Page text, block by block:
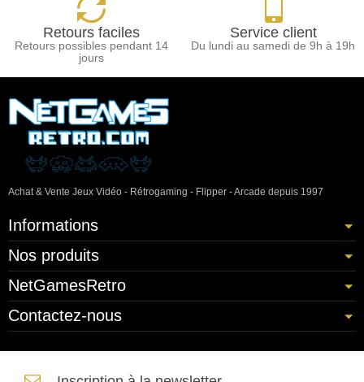
Retours faciles
Retours possibles pendant 14
jours
Service client
Du lundi au samedi de 9h à 19h
Achat & Vente Jeux Vidéo - Rétrogaming - Flipper - Arcade depuis 1997
Informations
Nos produits
NetGamesRetro
Contactez-nous